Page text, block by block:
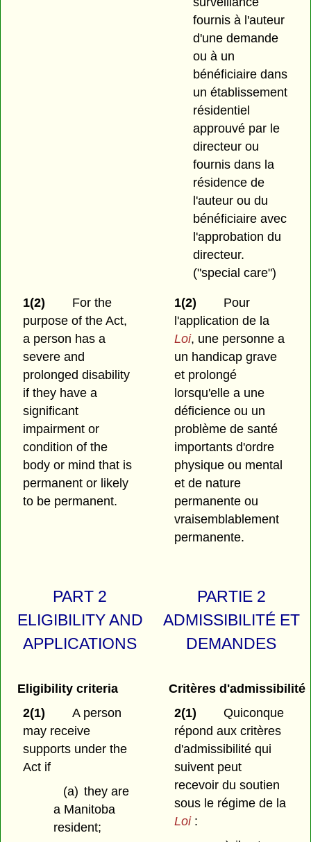
fournis à l'auteur
d'une demande
ou à un
bénéficiaire dans
un établissement
résidentiel
approuvé par le
directeur ou
fournis dans la
résidence de
l'auteur ou du
bénéficiaire avec
l'approbation du
directeur.
("special care")
1(2)
For the
purpose of the Act,
a person has a
severe and
prolonged disability
if they have a
significant
impairment or
condition of the
body or mind that is
permanent or likely
to be permanent.
1(2)
Pour
l'application de la
Loi, une personne a
un handicap grave
et prolongé
lorsqu'elle a une
déficience ou un
problème de santé
importants d'ordre
physique ou mental
et de nature
permanente ou
vraisemblablement
permanente.
PART 2
ELIGIBILITY AND
APPLICATIONS
PARTIE 2
ADMISSIBILITÉ ET
DEMANDES
Eligibility criteria
2(1)
A person
may receive
supports under the
Act if
(a) they are
a Manitoba
resident;
Critères d'admissibilité
2(1)
Quiconque
répond aux critères
d'admissibilité qui
suivent peut
recevoir du soutien
sous le régime de la
Loi: